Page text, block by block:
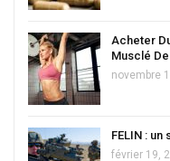
Acheter
Musclé
novembre
FELIN :
février 19,